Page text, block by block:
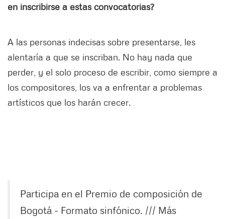
en inscribirse a estas convocatorias?
A las personas indecisas sobre presentarse, les
alentaría a que se inscriban. No hay nada que
perder, y el solo proceso de escribir, como siempre a
los compositores, los va a enfrentar a problemas
artísticos que los harán crecer.
Participa en el Premio de composición de
Bogotá - Formato sinfónico. /// Más